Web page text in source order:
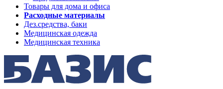
Товары для дома и офиса
Расходные материалы
Дез.средства, баки
Медицинская одежда
Медицинская техника